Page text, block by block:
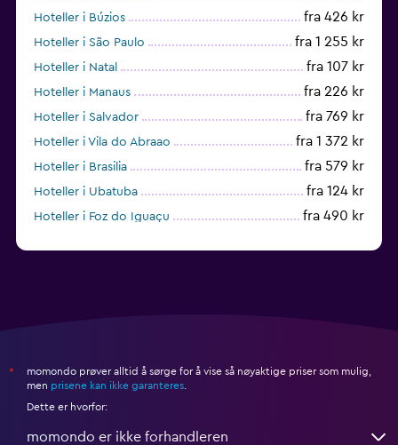
Hoteller i Búzios fra 426 kr
Hoteller i São Paulo fra 1 255 kr
Hoteller i Natal fra 107 kr
Hoteller i Manaus fra 226 kr
Hoteller i Salvador fra 769 kr
Hoteller i Vila do Abraao fra 1 372 kr
Hoteller i Brasilia fra 579 kr
Hoteller i Ubatuba fra 124 kr
Hoteller i Foz do Iguaçu fra 490 kr
*
momondo prøver alltid å sørge for å vise så nøyaktige priser som mulig,
men prisene kan ikke garanteres
Dette er hvorfor:
momondo er ikke forhandleren